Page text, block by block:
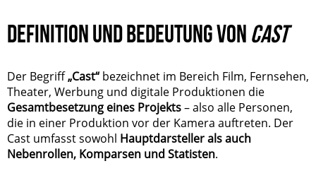
DEFINITION UND BEDEUTUNG VON CAST
Der Begriff„Cast“ bezeichnet im Bereich Film, Fernsehen,
Theater, Werbung und digitale Produktionen die
Gesamtbesetzung eines Projekts– also alle Personen,
die in einer Produktion vor der Kamera auftreten. Der
Cast umfasst sowohl Hauptdarsteller als auch
Nebenrollen, Komparsen und Statisten.